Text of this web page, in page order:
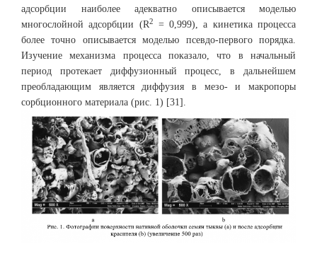
адсорбции наиболее адекватно описывается моделью
многослойной адсорбции (R2
= 0,999), а кинетика процесса
более точно описывается моделью псевдо-первого порядка.
Изучение механизма процесса показало, что в начальный
период протекает диффузионный процесс, в дальнейшем
преобладающим является диффузия в мезо- и макропоры
сорбционного материала (рис. 1) [31].